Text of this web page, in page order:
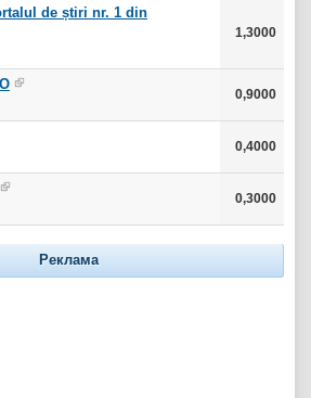
de știri nr. 1 din
1,3000
0,9000
0,4000
0,3000
Реклама